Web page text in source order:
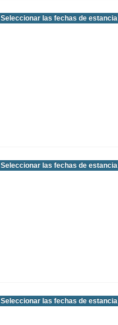
Seleccionar las fechas de estancia
Seleccionar las fechas de estancia
Seleccionar las fechas de estancia